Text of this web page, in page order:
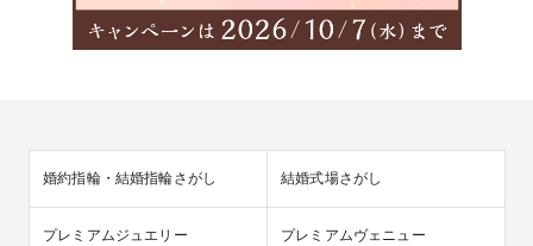
諦めて欲しくない」 そんな想いが込められています。
婚約指輪・結婚指輪さがし 結婚式場さがし
プレミアムジュエリー プレミアムヴェニュー